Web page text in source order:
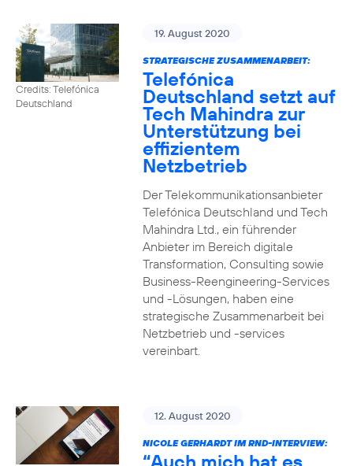
Credits: Telefónica
Deutschland
19. August 2020
STRATEGISCHE ZUSAMMENARBEIT:
Telefónica
Deutschland setzt auf
Tech Mahindra zur
Unterstützung bei
effizientem
Netzbetrieb
Der Telekommunikationsanbieter
Telefónica Deutschland und Tech
Mahindra Ltd., ein führender
Anbieter im Bereich digitale
Transformation, Consulting sowie
Business-Reengineering-Services
und -Lösungen, haben eine
strategische Zusammenarbeit bei
Netzbetrieb und -services
vereinbart.
12. August 2020
NICOLE GERHARDT IM RND-INTERVIEW:
“Auch mich hat es